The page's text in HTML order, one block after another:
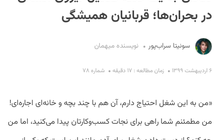
در بحران‌ها؛ قربانیان همیشگی
سونیتا سراب‌پور نویسنده میهمان
۶ اردیبهشت ۱۳۹۹ زمان مطالعه : ۱۷ دقیقه شماره ۷۸
«من به این شغل احتیاج دارم، آن هم با چند بچه و خانه‌ای اجاره‌ای!
من مطمئنم شما راهی برای نجات کسب‌وکارتان پیدا می‌کنید، اما من